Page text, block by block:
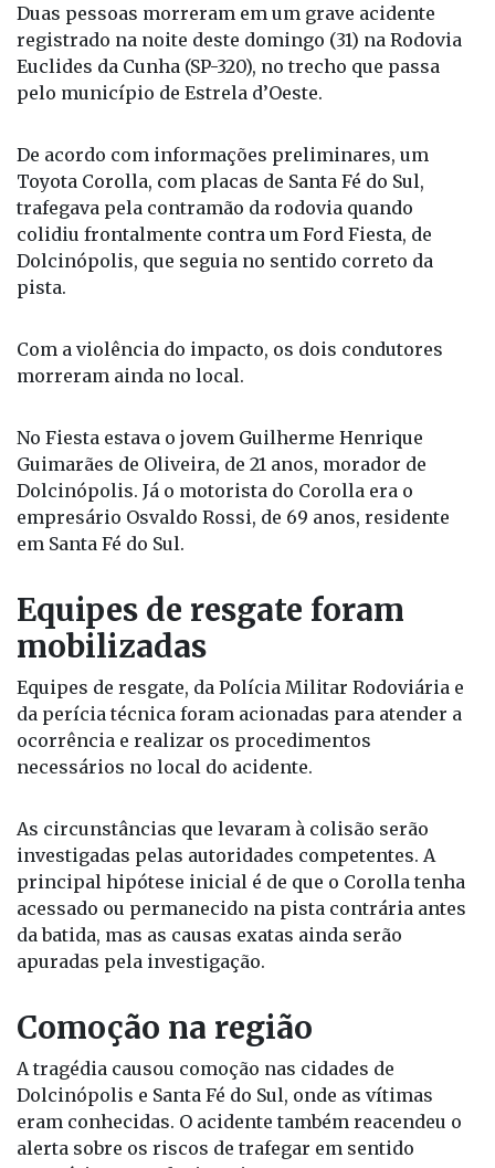
Duas pessoas morreram em um grave acidente
registrado na noite deste domingo (31) na Rodovia
Euclides da Cunha (SP-320), no trecho que passa
pelo município de Estrela d’Oeste.
De acordo com informações preliminares, um
Toyota Corolla, com placas de Santa Fé do Sul,
trafegava pela contramão da rodovia quando
colidiu frontalmente contra um Ford Fiesta, de
Dolcinópolis, que seguia no sentido correto da
pista.
Com a violência do impacto, os dois condutores
morreram ainda no local.
No Fiesta estava o jovem Guilherme Henrique
Guimarães de Oliveira, de 21 anos, morador de
Dolcinópolis. Já o motorista do Corolla era o
empresário Osvaldo Rossi, de 69 anos, residente
em Santa Fé do Sul.
Equipes de resgate foram
mobilizadas
Equipes de resgate, da Polícia Militar Rodoviária e
da perícia técnica foram acionadas para atender a
ocorrência e realizar os procedimentos
necessários no local do acidente.
As circunstâncias que levaram à colisão serão
investigadas pelas autoridades competentes. A
principal hipótese inicial é de que o Corolla tenha
acessado ou permanecido na pista contrária antes
da batida, mas as causas exatas ainda serão
apuradas pela investigação.
Comoção na região
A tragédia causou comoção nas cidades de
Dolcinópolis e Santa Fé do Sul, onde as vítimas
eram conhecidas. O acidente também reacendeu o
alerta sobre os riscos de trafegar em sentido